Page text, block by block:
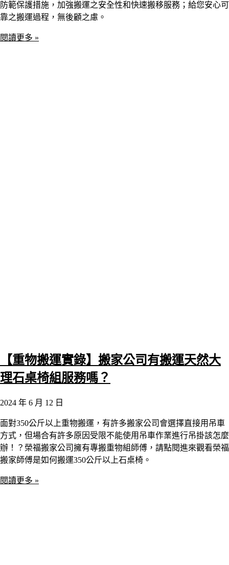
防範保護措施，加強搬運之安全性和快速搬移服務；給您安心可
靠之搬運過程，無後顧之慮。
閱讀更多 »
【重物搬運實錄】搬家公司有搬運天然大
理石桌椅組服務嗎？
2024 年 6 月 12 日
面對350公斤以上重物搬運，有許多搬家公司會選擇直接用吊車
方式，但場合有許多原因受限不能使用吊車作業進行吊掛該怎麼
辦！？榮福搬家公司擁有專搬重物組師傅，請點閱進來觀看榮福
搬家師傅是如何搬運350公斤以上石桌椅。
閱讀更多 »